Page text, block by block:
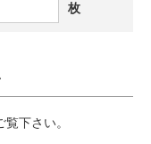
枚
覧下さい。